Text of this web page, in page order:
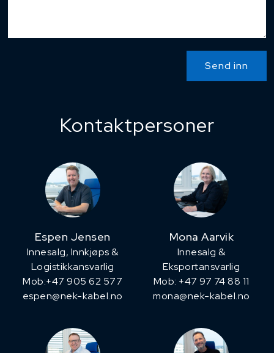
Send inn
Kontaktpersoner
Espen Jensen
Innesalg, ​Innkjøps &
Logistikkansvarlig
Mob:+47 905 62 577
espen@nek-kabel.no
Mona Aarvik
Innesalg &
Eksportansvarlig
Mob: +47 97 74 88 11
mona@nek-kabel.no